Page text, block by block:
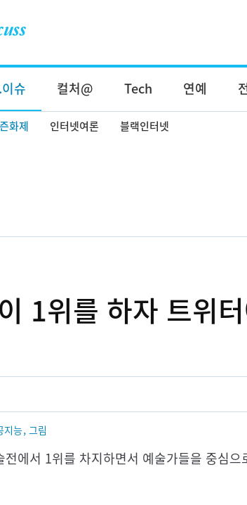
슈
화제 인터넷여론 블랙인터넷
컬처@ Tech 연예
1위를 하자 트위
지능, 그림
에서 1위를 차지하면서 예술가들을 중심으